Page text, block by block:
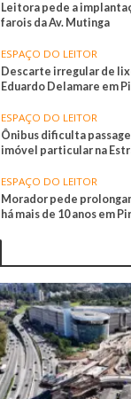
Leitora pede a
farois da Av. Mutinga
ESPAÇO DO LEITOR
Descarte irregular de
Eduardo Delamare em
ESPAÇO DO LEITOR
Ônibus dificulta
imóvel particular na
ESPAÇO DO LEITOR
Morador pede
há mais de 10 anos em